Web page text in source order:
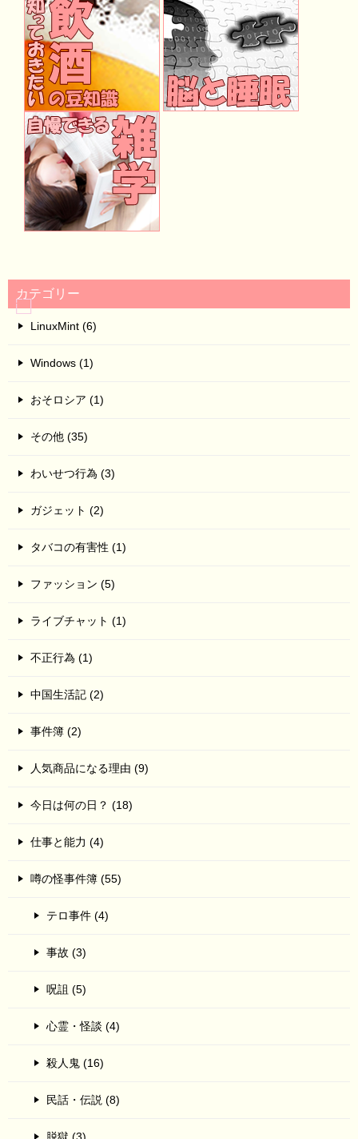
カテゴリー
LinuxMint (6)
Windows (1)
おそロシア (1)
その他 (35)
わいせつ行為 (3)
ガジェット (2)
タバコの有害性 (1)
ファッション (5)
ライブチャット (1)
不正行為 (1)
中国生活記 (2)
事件簿 (2)
人気商品になる理由 (9)
今日は何の日？ (18)
仕事と能力 (4)
噂の怪事件簿 (55)
テロ事件 (4)
事故 (3)
呪詛 (5)
心霊・怪談 (4)
殺人鬼 (16)
民話・伝説 (8)